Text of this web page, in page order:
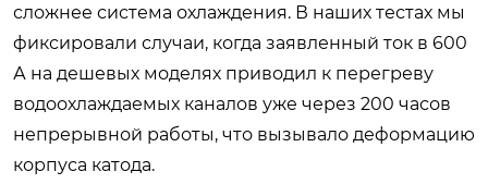
сложнее система охлаждения. В наших тестах мы
фиксировали случаи, когда заявленный ток в 600
А на дешевых моделях приводил к перегреву
водоохлаждаемых каналов уже через 200 часов
непрерывной работы, что вызывало деформацию
корпуса катода.